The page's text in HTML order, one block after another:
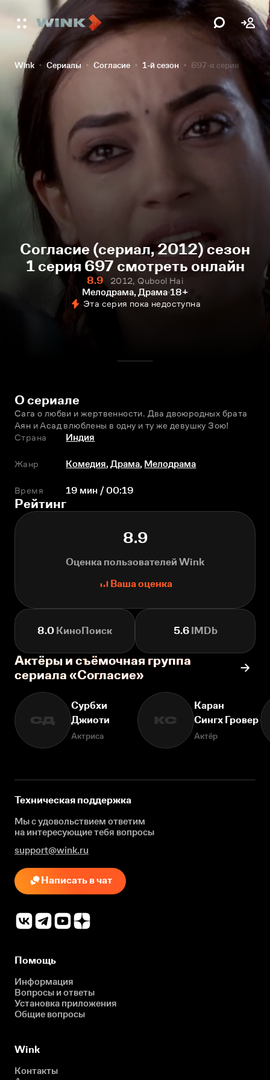
Wink Сериалы Согласие 1-й сезон 697-я серия
Согласие (сериал, 2012) сезон
1 серия 697 смотреть онлайн
8.9
2012, Qubool Hai
Мелодрама, Драма 18+
Эта серия пока недоступна
О сериале
Сага о любви и жертвенности. Два двоюродных брата
Аян и Асад влюблены в одну и ту же девушку Зою!
Страна
Индия
Жанр Комедия,Драма, Мелодрама
Время 19 мин / 00:19
Рейтинг
8.9
Оценка пользователей Wink
Ваша оценка
8.0 КиноПоиск 5.6IMDb
Актёры и съёмочная группа
сериала «Согласие»
СД
Сурбхи
Джиоти
Актриса
КС
Каран
Сингх Гровер
Актёр
Техническая поддержка
Мы с удовольствием ответим
на интересующиетебя вопросы
support@wink.ru
Написать в чат
Помощь
Информация
Вопросы и ответы
Установка приложения
Общие вопросы
Wink
Контакты